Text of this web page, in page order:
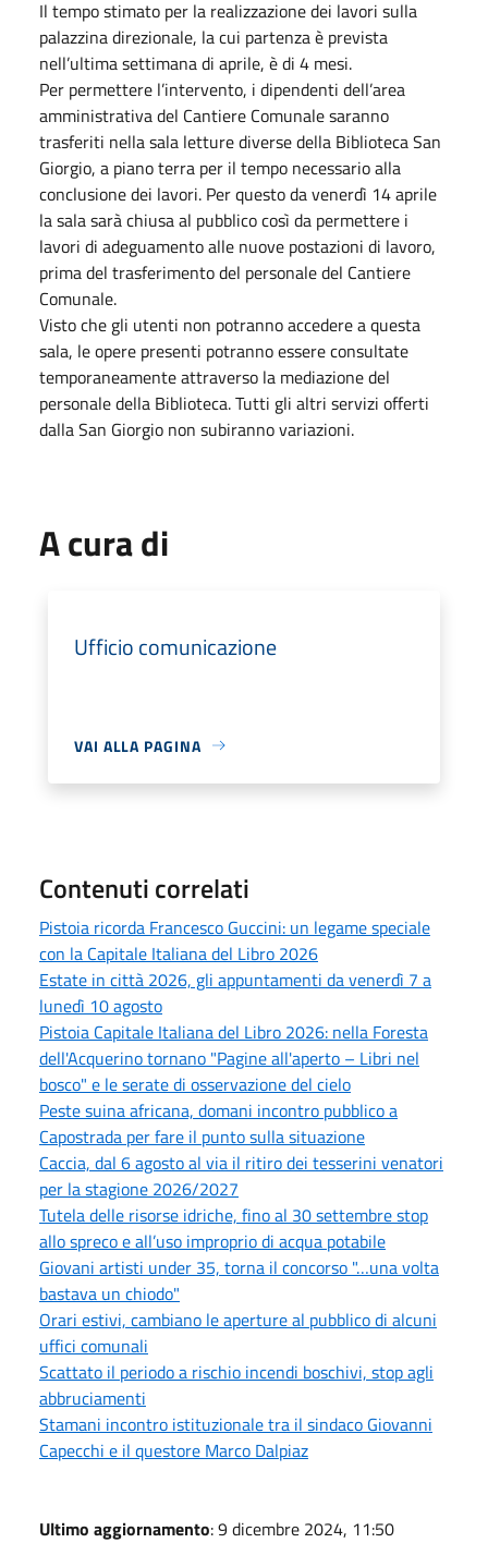
Il tempo stimato per la realizzazione dei lavori sulla
palazzina direzionale, la cui partenza è prevista
nell’ultima settimana di aprile, è di 4 mesi.
Per permettere l’intervento, i dipendenti dell’area
amministrativa del Cantiere Comunale saranno
trasferiti nella sala letture diverse della Biblioteca San
Giorgio, a piano terra per il tempo necessario alla
conclusione dei lavori. Per questo da venerdì 14 aprile
la sala sarà chiusa al pubblico così da permettere i
lavori di adeguamento alle nuove postazioni di lavoro,
prima del trasferimento del personale del Cantiere
Comunale.
Visto che gli utenti non potranno accedere a questa
sala, le opere presenti potranno essere consultate
temporaneamente attraverso la mediazione del
personale della Biblioteca. Tutti gli altri servizi offerti
dalla San Giorgio non subiranno variazioni.
A cura di
Ufficio comunicazione
VAI ALLA PAGINA
Contenuti correlati
Pistoia ricorda Francesco Guccini: un legame speciale
con la Capitale Italiana del Libro 2026
Estate in città 2026, gli appuntamenti da venerdì 7 a
lunedì 10 agosto
Pistoia Capitale Italiana del Libro 2026: nella Foresta
dell'Acquerino tornano "Pagine all'aperto – Libri nel
bosco" e le serate di osservazione del cielo
Peste suina africana, domani incontro pubblico a
Capostrada per fare il punto sulla situazione
Caccia, dal 6 agosto al via il ritiro dei tesserini venatori
per la stagione 2026/2027
Tutela delle risorse idriche, fino al 30 settembre stop
allo spreco e all’uso improprio di acqua potabile
Giovani artisti under 35, torna il concorso "…una volta
bastava un chiodo"
Orari estivi, cambiano le aperture al pubblico di alcuni
uffici comunali
Scattato il periodo a rischio incendi boschivi, stop agli
abbruciamenti
Stamani incontro istituzionale tra il sindaco Giovanni
Capecchi e il questore Marco Dalpiaz
Ultimo aggiornamento: 9 dicembre 2024, 11:50